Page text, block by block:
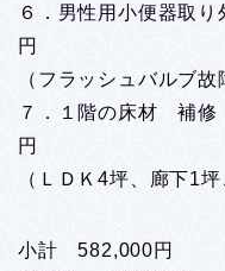
６．男性用小
円
（フラッシュバルブ故
７．１階の床材
円
（ＬＤＫ4坪、廊下1坪
小計 582,000円